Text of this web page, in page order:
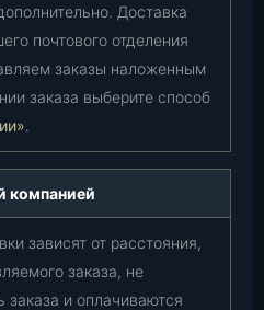
Доставка
почтового отделения
заказы наложенным
заказа выберите способ
.
компанией
зависят от расстояния,
заказа, не
заказа и оплачиваются